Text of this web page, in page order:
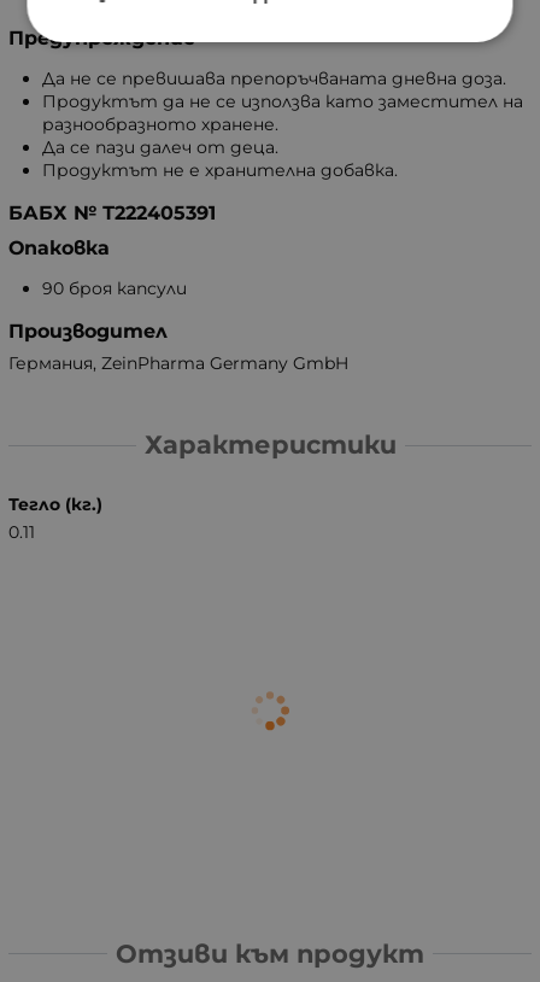
Предупреждение
Да не се превишава препоръчваната дневна доза.
Продуктът да не се използва като заместител на
разнообразното хранене.
Да се пази далеч от деца.
Продуктът не е хранителна добавка.
БАБХ № Т222405391
Опаковка
90 броя капсули
Производител
Германия, ZeinPharma Germany GmbH
Характеристики
Тегло (кг.)
0.11
Отзиви към продукт